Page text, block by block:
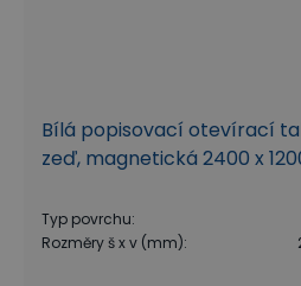
Bílá popisovací otevírací
zeď, magnetická 2400 x
Typ povrchu:
Rozměry š x v (mm):